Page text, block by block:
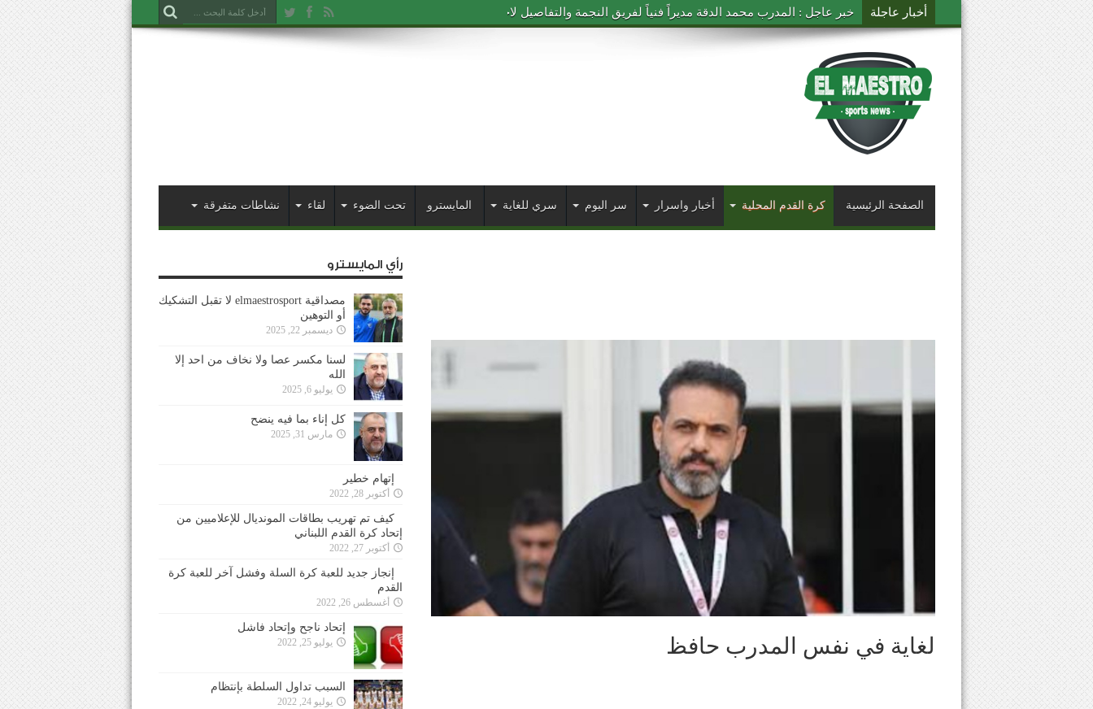
أخبار عاجلة خبر عاجل : المدرب محمد الدقة مديراً فنياً لفريق النجمة والتفاصيل لاحقاً
الصفحة الرئيسية كرة القدم المحلية أخبار واسرار سر اليوم سري للغاية المايسترو تحت الضوء لقاء نشاطات متفرقة
لغاية في نفس المدرب حافظ
رأي المايسترو
مصداقية elmaestrosport لا تقبل التشكيك
أو التوهين
ديسمبر 22, 2025
لسنا مكسر عصا ولا نخاف من احد إلا
الله
يوليو 6, 2025
كل إناء بما فيه ينضح
مارس 31, 2025
إتهام خطير
أكتوبر 28, 2022
كيف تم تهريب بطاقات المونديال للإعلاميين من
إتحاد كرة القدم اللبناني
أكتوبر 27, 2022
إنجاز جديد للعبة كرة السلة وفشل آخر للعبة كرة
القدم
أغسطس 26, 2022
إتحاد ناجح وإتحاد فاشل
يوليو 25, 2022
السبب تداول السلطة بإنتظام
يوليو 24, 2022